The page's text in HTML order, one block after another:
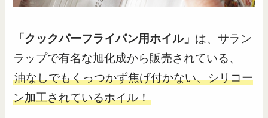
「クックパーフライパン用ホイル」 は、サラン
ラップで有名な旭化成から販売されている、
油なしでもくっつかず焦げ付かない、シリコー
ン加工されているホイル！